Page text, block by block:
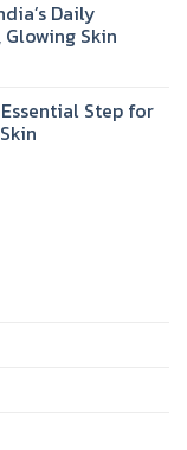
Daily
Skin
Step for